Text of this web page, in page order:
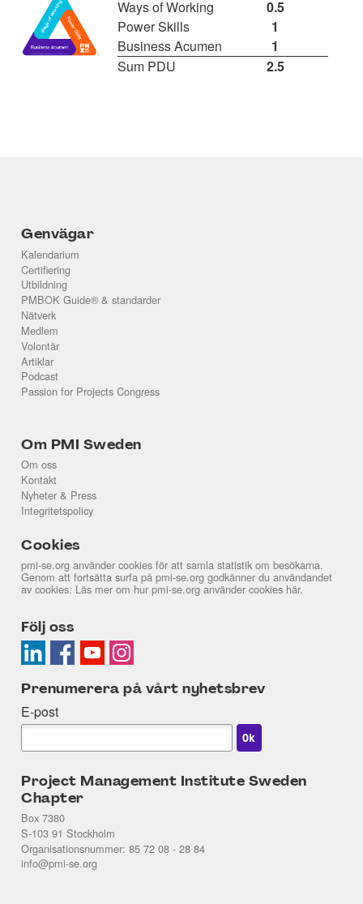
Ways of Working
0.5
Power Skills
1
Business Acumen
1
Sum PDU
2.5
Genvägar
Kalendarium
Certifiering
Utbildning
PMBOK Guide® & standarder
Nätverk
Medlem
Volontär
Artiklar
Podcast
Passion for Projects Congress
Om PMI Sweden
Om oss
Kontakt
Nyheter & Press
Integritetspolicy
Cookies
pmi-se.org använder cookies för att samla statistik om besökarna.
Genom att fortsätta surfa på pmi-se.org godkänner du användandet
av cookies. Läs mer om hur pmi-se.org använder cookies här.
Följ oss
Prenumerera på vårt nyhetsbrev
E-post
Project Management Institute Sweden
Chapter
Box 7380
S-103 91 Stockholm
Organisationsnummer: 85 72 08 - 28 84
info@pmi-se.org